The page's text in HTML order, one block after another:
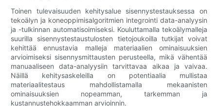
Toinen tulevaisuuden kehitysalue sisennystestauksessa on
tekoälyn ja koneoppimisalgoritmien integrointi data-analyysin
ja -tulkinnan automatisoimiseksi. Kouluttamalla tekoälymalleja
suurilla sisennystestaustulosten tietojoukoilla tutkijat voivat
kehittää ennustavia malleja materiaalien ominaisuuksien
arvioimiseksi sisennysmittausten perusteella, mikä vähentää
manuaaliseen data-analyysiin tarvittavaa aikaa ja vaivaa.
Näillä kehitysaskeleilla on potentiaalia mullistaa
materiaalitestaus mahdollistamalla mekaanisten
ominaisuuksien nopeamman, tarkemman ja
kustannustehokkaamman arvioinnin.